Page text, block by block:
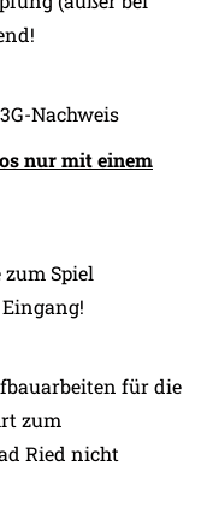
Nachweis
nur mit einem
Spiel
für die
zum
Ried nicht